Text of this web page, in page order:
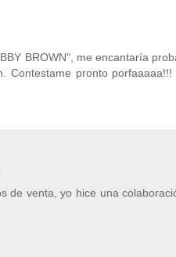
BROWN", me encantaría
pronto porfaaaaa!!!
de venta, yo hice una